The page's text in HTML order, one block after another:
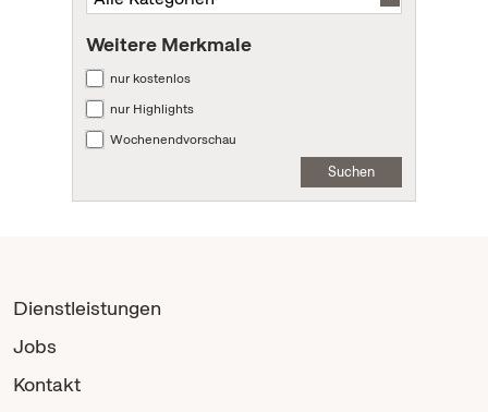
Weitere Merkmale
nur kostenlos
nur Highlights
Wochenendvorschau
Suchen
Dienstleistungen
Jobs
Kontakt